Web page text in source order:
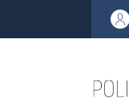
al contenuto
to footer content